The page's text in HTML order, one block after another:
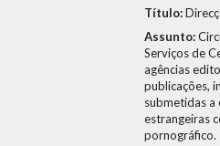
Título:
Assunto:
Serviços de
agências
publicações,
submetidas a
estrangeiras
pornográfico.